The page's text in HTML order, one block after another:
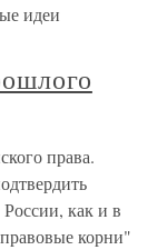
идеи
права.
как и в
корни"